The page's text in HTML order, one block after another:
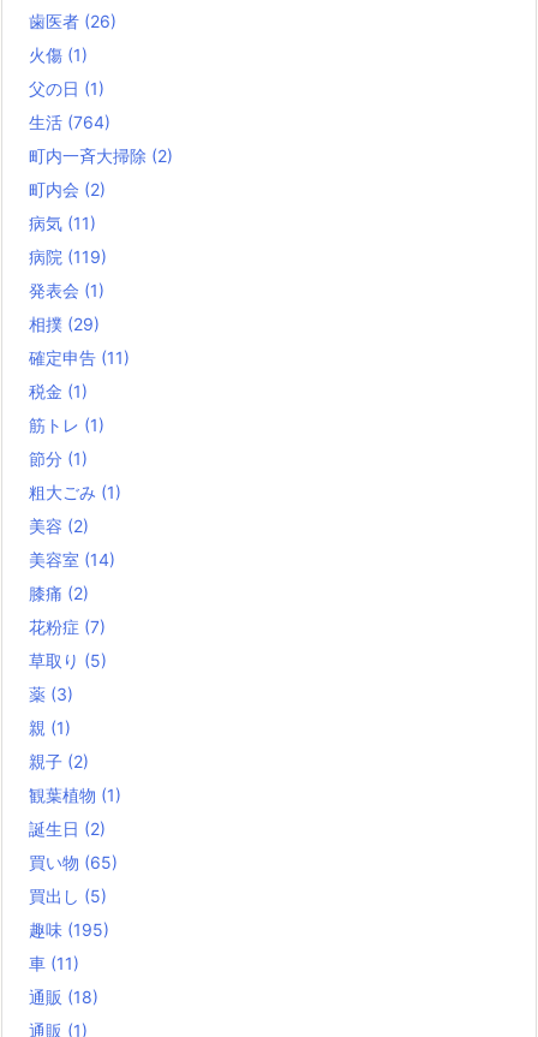
歯医者 (26)
火傷 (1)
父の日 (1)
生活 (764)
町内一斉大掃除 (2)
町内会 (2)
病気 (11)
病院 (119)
発表会 (1)
相撲 (29)
確定申告 (11)
税金 (1)
筋トレ (1)
節分 (1)
粗大ごみ (1)
美容 (2)
美容室 (14)
膝痛 (2)
花粉症 (7)
草取り (5)
薬 (3)
親 (1)
親子 (2)
観葉植物 (1)
誕生日 (2)
買い物 (65)
買出し (5)
趣味 (195)
車 (11)
通販 (18)
通販 (1)